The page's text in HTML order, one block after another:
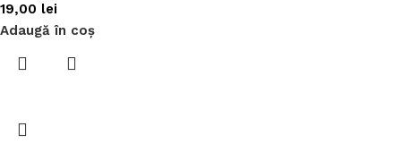
19,00 lei
Adaugă în coș